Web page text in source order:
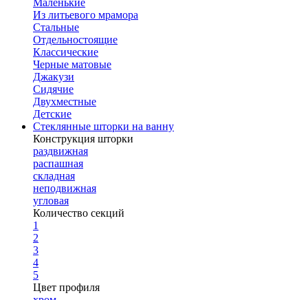
Маленькие
Из литьевого мрамора
Стальные
Отдельностоящие
Классические
Черные матовые
Джакузи
Сидячие
Двухместные
Детские
Стеклянные шторки на ванну
Конструкция шторки
раздвижная
распашная
складная
неподвижная
угловая
Количество секций
1
2
3
4
5
Цвет профиля